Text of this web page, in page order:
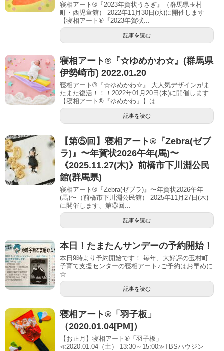
寝相アート®『2023年賀状うさぎ』（群馬県玉村
町・西児童館） 2022年11月30日(水)に開催します
【寝相アート®︎『2023年賀状...
記事を読む
寝相アート®︎『☆ゆめかわ☆』(群馬県
伊勢崎市) 2022.01.20
寝相アート®『☆ゆめかわ☆』 大人気デザインがま
たまた復活！！！2022年01月20日(木)に開催します
【寝相アート®︎『ゆめかわ』】は...
記事を読む
【第⑤回】寝相アート®︎『Zebra(ゼブ
ラ)』〜年賀状2026午年(馬)〜
《2025.11.27(木)》前橋市下川淵公民
館(群馬県)
寝相アート®『Zebra(ゼブラ)』〜年賀状2026午年
(馬)〜（前橋市下川淵公民館） 2025年11月27日(木)
に開催します、第⑤回...
記事を読む
本日！たまたんサンデーの予約開始！
本日9時より予約開始です！ 毎年、大好評の玉村町
子育て支援センターの寝相アート♪ご予約はお早めに
☆
記事を読む
寝相アート®「羽子板」
（2020.01.04[PM]）
【お正月】寝相アート®「羽子板」
≪2020.01.04（土） 13:30～15:00≫TBSハウジン